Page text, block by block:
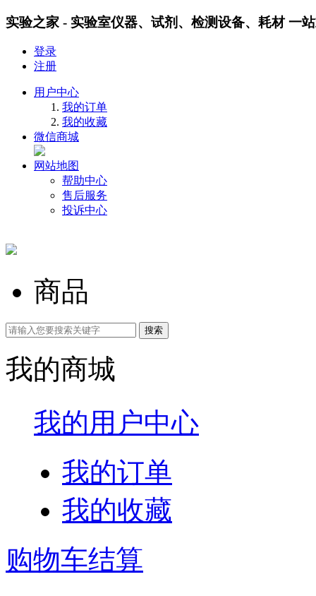
实验之家 - 实验室仪器、试剂、检测设备、耗材 一
登录
注册
用户中心
我的订单
我的收藏
微信商城
网站地图
帮助中心
售后服务
投诉中心
商品
我的商城
我的用户中心
我的订单
我的收藏
购物车结算